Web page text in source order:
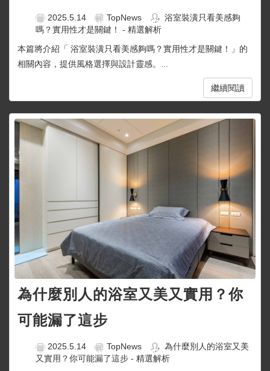
2025.5.14 TopNews
浴室裝潢只看美感夠
嗎？實用性才是關鍵！ - 精選解析
本篇將介紹「 浴室裝潢只看美感夠嗎？實用性才是關鍵！」的
相關內容，提供風格選擇與設計靈感。...
繼續閱讀
為什麼別人的浴室又美又實用？你
可能漏了這步
2025.5.14 TopNews
為什麼別人的浴室又美
又實用？你可能漏了這步 - 精選解析